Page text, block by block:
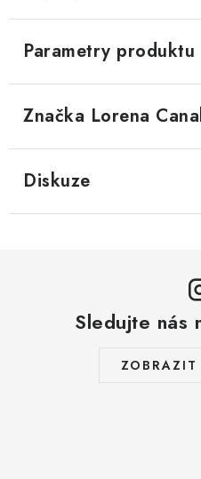
Parametry produktu
Značka Lorena
Diskuze
Sledujte nás
ZOBRAZIT